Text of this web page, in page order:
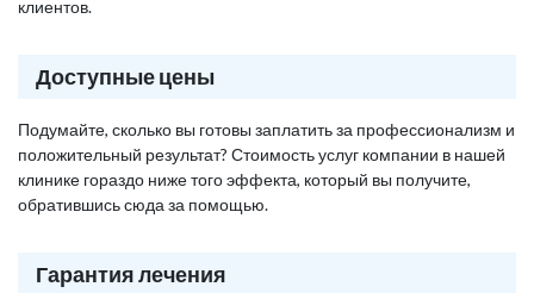
клиентов.
Доступные цены
Подумайте, сколько вы готовы заплатить за профессионализм и
положительный результат? Стоимость услуг компании в нашей
клинике гораздо ниже того эффекта, который вы получите,
обратившись сюда за помощью.
Гарантия лечения